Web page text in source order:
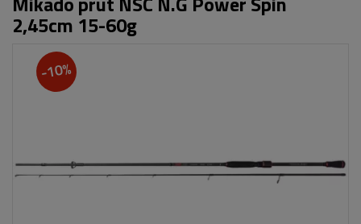
2,45cm 15-60g
-10%